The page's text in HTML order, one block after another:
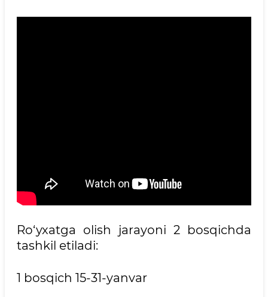
Ro‘yxatga olish jarayoni 2 bosqichda
tashkil etiladi:
1 bosqich 15-31-yanvar